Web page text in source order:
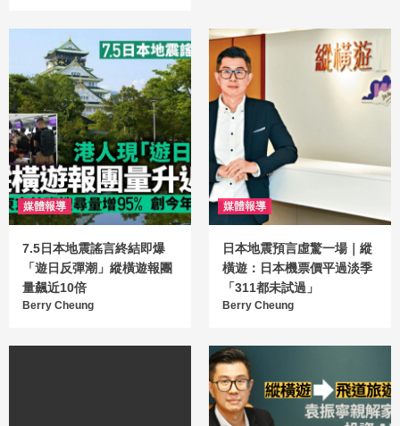
媒體報導
7.5日本地震謠言終結即爆
「遊日反彈潮」縱橫遊報團
量飆近10倍
Berry Cheung
媒體報導
日本地震預言虛驚一場｜縱
橫遊：日本機票價平過淡季
「311都未試過」
Berry Cheung